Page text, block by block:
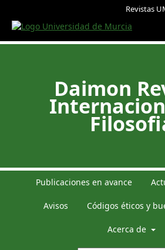
Revistas
Daimon
Publicaciones en avance
Avisos Códigos éticos y
Acerca de